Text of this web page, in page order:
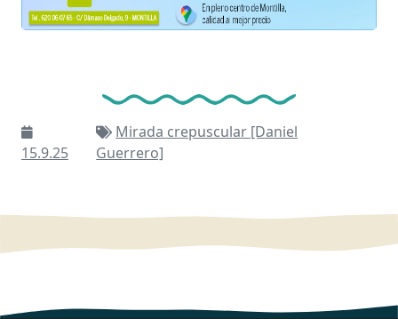
15.9.25
Mirada crepuscular [Daniel
Guerrero]